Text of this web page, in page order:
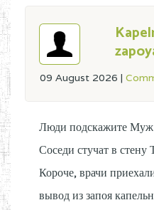
09 August 2026 |
Люди подскажите Муж
Соседи стучат в
Короче, врачи
вывод из запоя